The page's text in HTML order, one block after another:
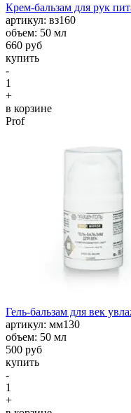
Крем-бальзам для рук
aртикул: вз160
объем: 50 мл
660 руб
купить
-
1
+
в корзине
Prof
Гель-бальзам для век
aртикул: мм130
объем: 50 мл
500 руб
купить
-
1
+